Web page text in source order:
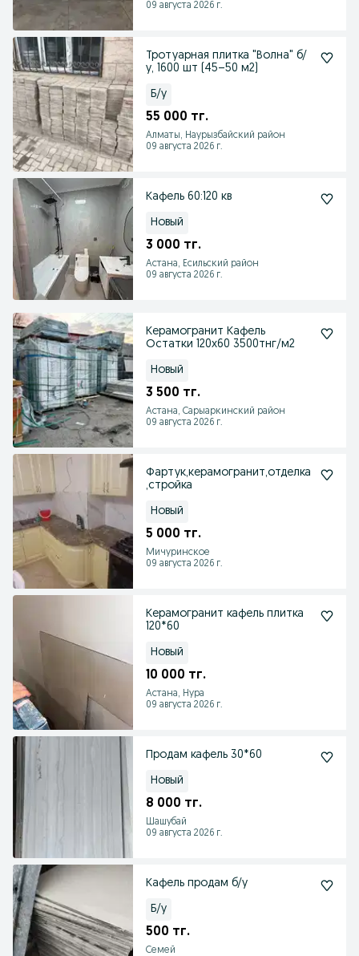
09 августа 2026 г.
Тротуарная плитка "Волна" б/
у, 1600 шт (45–50 м2)
Б/у
55 000 тг.
Алматы, Наурызбайский район
09 августа 2026 г.
Кафель 60:120 кв
Новый
3 000 тг.
Астана, Есильский район
09 августа 2026 г.
Керамогранит Кафель
Остатки 120х60 3500тнг/м2
Новый
3 500 тг.
Астана, Сарыаркинский район
09 августа 2026 г.
Фартук,керамогранит,отделка
,стройка
Новый
5 000 тг.
Мичуринское
09 августа 2026 г.
Керамогранит кафель плитка
120*60
Новый
10 000 тг.
Астана, Нура
09 августа 2026 г.
Продам кафель 30*60
Новый
8 000 тг.
Шашубай
09 августа 2026 г.
Кафель продам б/у
Б/у
500 тг.
Семей